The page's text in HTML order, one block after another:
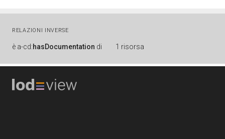
RELAZIONI INVERSE
è a-cd:hasDocumentation di 1 risorsa